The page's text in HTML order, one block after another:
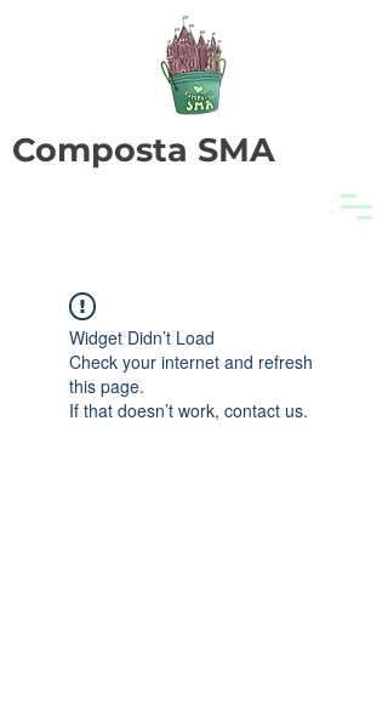
Composta SMA
Widget Didn’t Load
Check your internet and refresh
this page.
If that doesn’t work, contact us.